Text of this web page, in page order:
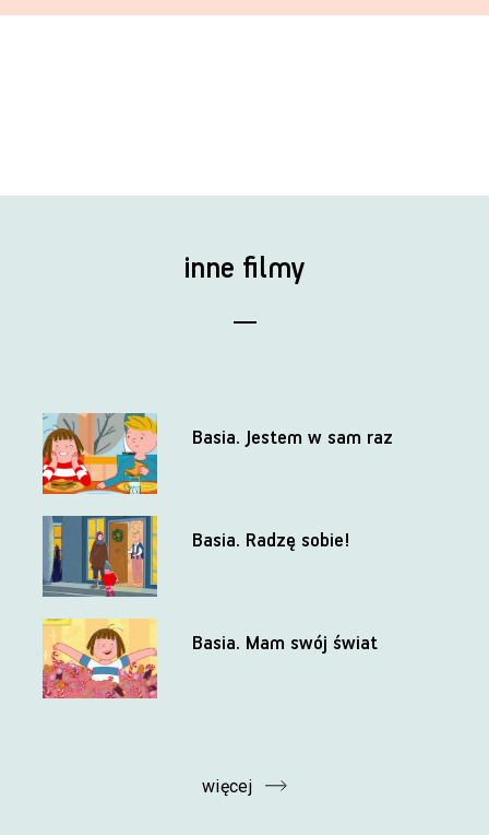
inne filmy
Basia. Jestem w sam raz
Basia. Radzę sobie!
Basia. Mam swój świat
więcej